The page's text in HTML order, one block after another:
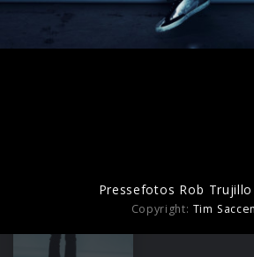
Pressefotos Rob
Copyright: Tim